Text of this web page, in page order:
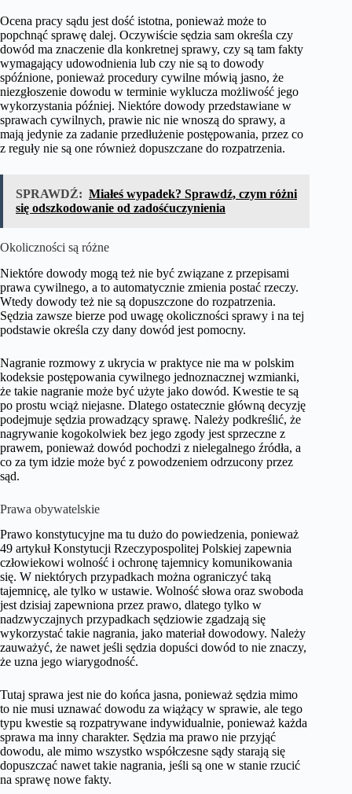
Ocena pracy sądu jest dość istotna, ponieważ może to
popchnąć sprawę dalej. Oczywiście sędzia sam określa czy
dowód ma znaczenie dla konkretnej sprawy, czy są tam fakty
wymagający udowodnienia lub czy nie są to dowody
spóźnione, ponieważ procedury cywilne mówią jasno, że
niezgłoszenie dowodu w terminie wyklucza możliwość jego
wykorzystania później. Niektóre dowody przedstawiane w
sprawach cywilnych, prawie nic nie wnoszą do sprawy, a
mają jedynie za zadanie przedłużenie postępowania, przez co
z reguły nie są one również dopuszczane do rozpatrzenia.
SPRAWDŹ: Miałeś wypadek? Sprawdź, czym różni
się odszkodowanie od zadośćuczynienia
Okoliczności są różne
Niektóre dowody mogą też nie być związane z przepisami
prawa cywilnego, a to automatycznie zmienia postać rzeczy.
Wtedy dowody też nie są dopuszczone do rozpatrzenia.
Sędzia zawsze bierze pod uwagę okoliczności sprawy i na tej
podstawie określa czy dany dowód jest pomocny.
Nagranie rozmowy z ukrycia w praktyce nie ma w polskim
kodeksie postępowania cywilnego jednoznacznej wzmianki,
że takie nagranie może być użyte jako dowód. Kwestie te są
po prostu wciąż niejasne. Dlatego ostatecznie główną decyzję
podejmuje sędzia prowadzący sprawę. Należy podkreślić, że
nagrywanie kogokolwiek bez jego zgody jest sprzeczne z
prawem, ponieważ dowód pochodzi z nielegalnego źródła, a
co za tym idzie może być z powodzeniem odrzucony przez
sąd.
Prawa obywatelskie
Prawo konstytucyjne ma tu dużo do powiedzenia, ponieważ
49 artykuł Konstytucji Rzeczypospolitej Polskiej zapewnia
człowiekowi wolność i ochronę tajemnicy komunikowania
się. W niektórych przypadkach można ograniczyć taką
tajemnicę, ale tylko w ustawie. Wolność słowa oraz swoboda
jest dzisiaj zapewniona przez prawo, dlatego tylko w
nadzwyczajnych przypadkach sędziowie zgadzają się
wykorzystać takie nagrania, jako materiał dowodowy. Należy
zauważyć, że nawet jeśli sędzia dopuści dowód to nie znaczy,
że uzna jego wiarygodność.
Tutaj sprawa jest nie do końca jasna, ponieważ sędzia mimo
to nie musi uznawać dowodu za wiążący w sprawie, ale tego
typu kwestie są rozpatrywane indywidualnie, ponieważ każda
sprawa ma inny charakter. Sędzia ma prawo nie przyjąć
dowodu, ale mimo wszystko współczesne sądy starają się
dopuszczać nawet takie nagrania, jeśli są one w stanie rzucić
na sprawę nowe fakty.